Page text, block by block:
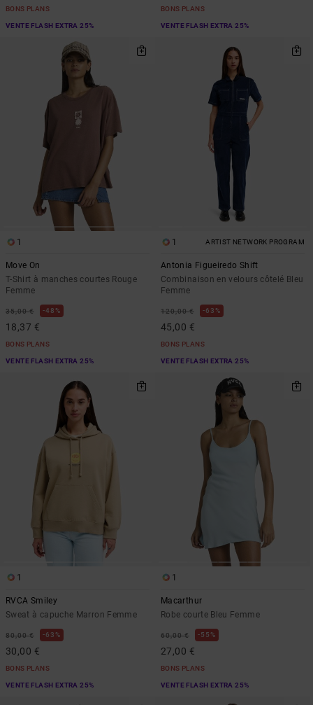
BONS PLANS
VENTE FLASH EXTRA 25%
BONS PLANS
VENTE FLASH EXTRA 25%
1
Move On
T-Shirt à manches courtes Rouge
Femme
35,00 € 48%
18,37 €
BONS PLANS
VENTE FLASH EXTRA 25%
1 ARTIST NETWORK PROGRAM
Antonia Figueiredo Shift
Combinaison en velours côtelé Bleu
Femme
120,00 € 63%
45,00 €
BONS PLANS
VENTE FLASH EXTRA 25%
1
RVCA Smiley
Sweat à capuche Marron Femme
80,00 € 63%
30,00 €
BONS PLANS
VENTE FLASH EXTRA 25%
1
Macarthur
Robe courte Bleu Femme
60,00 € 55%
27,00 €
BONS PLANS
VENTE FLASH EXTRA 25%